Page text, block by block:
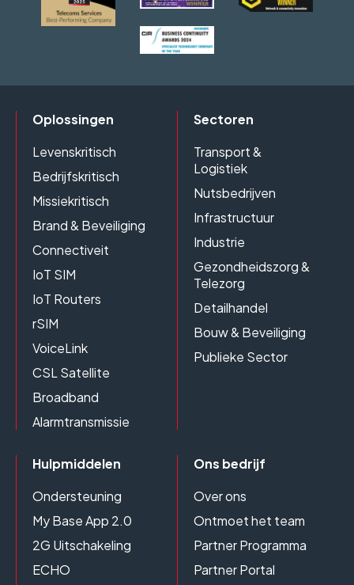
Oplossingen
Levenskritisch
Bedrijfskritisch
Missiekritisch
Brand & Beveiliging
Connectiveit
IoT SIM
IoT Routers
rSIM
VoiceLink
CSL Satellite
Broadband
Alarmtransmissie
Sectoren
Transport &
Logistiek
Nutsbedrijven
Infrastructuur
Industrie
Gezondheidszorg &
Telezorg
Detailhandel
Bouw & Beveiliging
Publieke Sector
Hulpmiddelen
Ondersteuning
My Base App 2.0
2G Uitschakeling
ECHO
Ons bedrijf
Over ons
Ontmoet het team
Partner Programma
Partner Portal